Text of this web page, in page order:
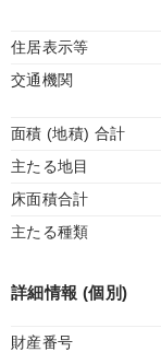
住居表示等
交通機関
面積 (地積) 合計
主たる地目
床面積合計
主たる種類
詳細情報 (個別)
財産番号